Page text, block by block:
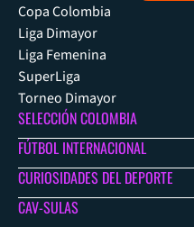
Copa Colombia
Liga Dimayor
Liga Femenina
SuperLiga
Torneo Dimayor
SELECCIÓN COLOMBIA
FÚTBOL INTERNACIONAL
CURIOSIDADES DEL DEPORTE
CAV-SULAS